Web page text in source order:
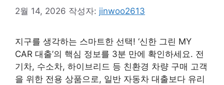
2월 14, 2026 작성자: jinwoo2613
지구를 생각하는 스마트한 선택! ‘신한 그린 MY
CAR 대출’의 핵심 정보를 3분 만에 확인하세요. 전
기차, 수소차, 하이브리드 등 친환경 차량 구매 고객
을 위한 전용 상품으로, 일반 자동차 대출보다 유리